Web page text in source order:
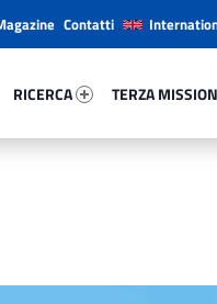
RICERCA
TERZA
Contatti